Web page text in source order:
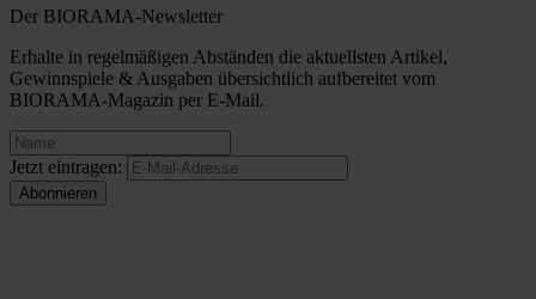
Der BIORAMA-Newsletter
Erhalte in regelmäßigen Abständen die aktuellsten Artikel,
Gewinnspiele & Ausgaben übersichtlich aufbereitet vom
BIORAMA-Magazin per E-Mail.
Jetzt eintragen: